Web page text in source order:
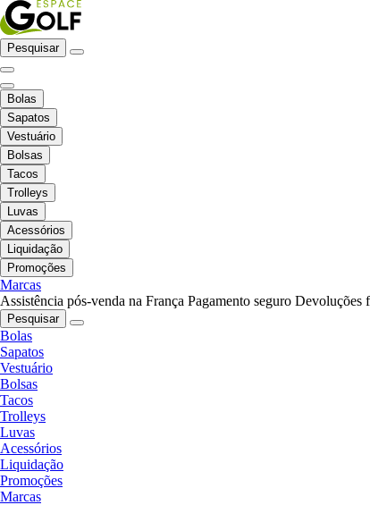
Pesquisar
Bolas
Sapatos
Vestuário
Bolsas
Tacos
Trolleys
Luvas
Acessórios
Liquidação
Promoções
Marcas
Assistência pós-venda na França Pagamento seguro Devoluções
Pesquisar
Bolas
Sapatos
Vestuário
Bolsas
Tacos
Trolleys
Luvas
Acessórios
Liquidação
Promoções
Marcas